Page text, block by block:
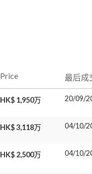
Price 最后成
HK$ 1,950万 20/09/
HK$ 3,118万 04/10/
HK$ 2,500万 04/10/